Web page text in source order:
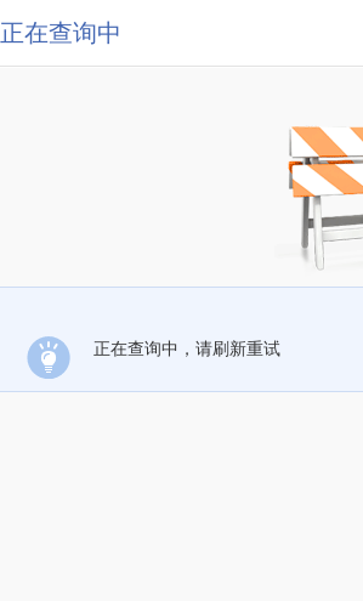
正在查询中
正在查询中，请刷新重试